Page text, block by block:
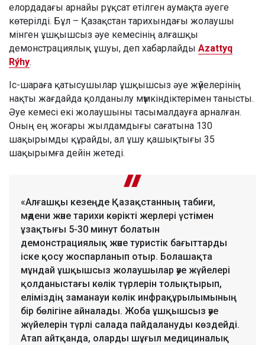
елордадағы арнайы рұқсат етілген аумақта әуеге
көтерілді. Бұл – Қазақстан тарихындағы жолаушы
мінген ұшқышсыз әуе кемесінің алғашқы
демонстрациялық ұшуы, деп хабарлайды Azattyq
Rýhy.
Іс-шараға қатысушылар ұшқышсыз әуе жүйелерінің
нақты жағдайда қолданылу мүмкіндіктерімен танысты.
Әуе кемесі екі жолаушыны тасымалдауға арналған.
Оның ең жоғары жылдамдығы сағатына 130
шақырымды құрайды, ал ұшу қашықтығы 35
шақырымға дейін жетеді.
«Алғашқы кезеңде Қазақстанның табиғи,
мәдени және тарихи көрікті жерлері үстімен
ұзақтығы 5-30 минут болатын
демонстрациялық және туристік бағыттарды
іске қосу жоспарланып отыр. Болашақта
мұндай ұшқышсыз жолаушылар әуе жүйелері
қолданыстағы көлік түрлерін толықтырып,
еліміздің заманауи көлік инфрақұрылымының
бір бөлігіне айналады. Жоба ұшқышсыз әуе
жүйелерін түрлі салада пайдалануды көздейді.
Атап айтқанда, оларды шұғыл медициналық